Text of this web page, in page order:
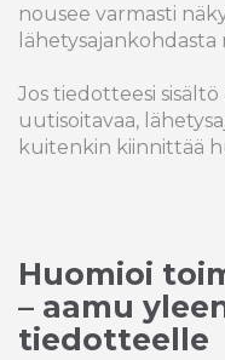
nousee varmasti
Jos tiedotteesi
uutisoitavaa,
kuitenkin kiinnittää
Huomioi
– aamu
tiedotteelle